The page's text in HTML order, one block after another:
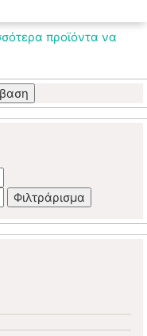
προϊόντα να
τιμή
Φιλτράρισμα